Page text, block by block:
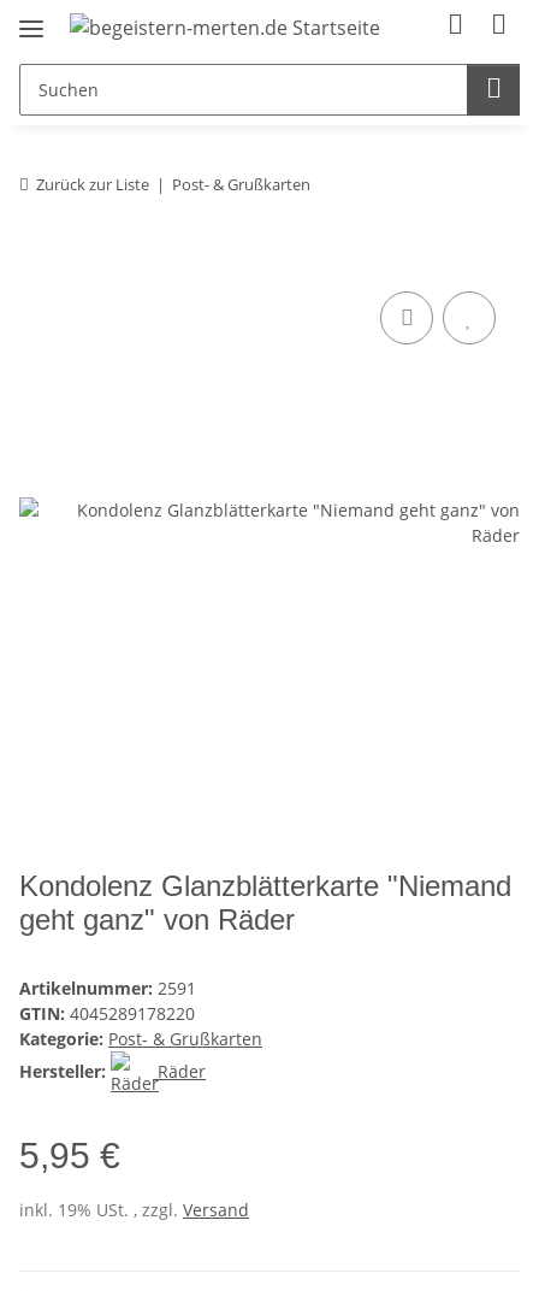
Zurück zur Liste Post- & Grußkarten
Kondolenz Glanzblätterkarte "Niemand
geht ganz" von Räder
Artikelnummer: 2591
GTIN: 4045289178220
Kategorie: Post- & Grußkarten
Hersteller:
Räder
5,95 €
inkl. 19% USt. , zzgl. Versand